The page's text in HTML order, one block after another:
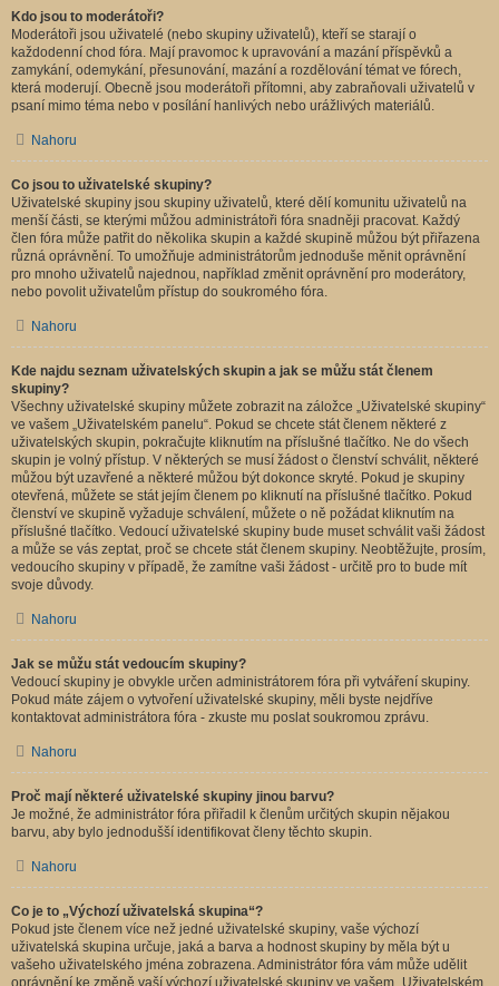
Kdo jsou to moderátoři?
Moderátoři jsou uživatelé (nebo skupiny uživatelů), kteří se starají o
každodenní chod fóra. Mají pravomoc k upravování a mazání příspěvků a
zamykání, odemykání, přesunování, mazání a rozdělování témat ve fórech,
která moderují. Obecně jsou moderátoři přítomni, aby zabraňovali uživatelů v
psaní mimo téma nebo v posílání hanlivých nebo urážlivých materiálů.
Nahoru
Co jsou to uživatelské skupiny?
Uživatelské skupiny jsou skupiny uživatelů, které dělí komunitu uživatelů na
menší části, se kterými můžou administrátoři fóra snadněji pracovat. Každý
člen fóra může patřit do několika skupin a každé skupině můžou být přiřazena
různá oprávnění. To umožňuje administrátorům jednoduše měnit oprávnění
pro mnoho uživatelů najednou, například změnit oprávnění pro moderátory,
nebo povolit uživatelům přístup do soukromého fóra.
Nahoru
Kde najdu seznam uživatelských skupin a jak se můžu stát členem
skupiny?
Všechny uživatelské skupiny můžete zobrazit na záložce „Uživatelské skupiny“
ve vašem „Uživatelském panelu“. Pokud se chcete stát členem některé z
uživatelských skupin, pokračujte kliknutím na příslušné tlačítko. Ne do všech
skupin je volný přístup. V některých se musí žádost o členství schválit, některé
můžou být uzavřené a některé můžou být dokonce skryté. Pokud je skupiny
otevřená, můžete se stát jejím členem po kliknutí na příslušné tlačítko. Pokud
členství ve skupině vyžaduje schválení, můžete o ně požádat kliknutím na
příslušné tlačítko. Vedoucí uživatelské skupiny bude muset schválit vaši žádost
a může se vás zeptat, proč se chcete stát členem skupiny. Neobtěžujte, prosím,
vedoucího skupiny v případě, že zamítne vaši žádost - určitě pro to bude mít
svoje důvody.
Nahoru
Jak se můžu stát vedoucím skupiny?
Vedoucí skupiny je obvykle určen administrátorem fóra při vytváření skupiny.
Pokud máte zájem o vytvoření uživatelské skupiny, měli byste nejdříve
kontaktovat administrátora fóra - zkuste mu poslat soukromou zprávu.
Nahoru
Proč mají některé uživatelské skupiny jinou barvu?
Je možné, že administrátor fóra přiřadil k členům určitých skupin nějakou
barvu, aby bylo jednodušší identifikovat členy těchto skupin.
Nahoru
Co je to „Výchozí uživatelská skupina“?
Pokud jste členem více než jedné uživatelské skupiny, vaše výchozí
uživatelská skupina určuje, jaká a barva a hodnost skupiny by měla být u
vašeho uživatelského jména zobrazena. Administrátor fóra vám může udělit
oprávnění ke změně vaší výchozí uživatelské skupiny ve vašem „Uživatelském